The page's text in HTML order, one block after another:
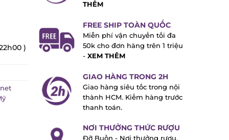
)
THÊM
FREE SHIP TOÀN QUỐC
Miễn phí vận chuyển tối đa
50k cho đơn hàng trên 1 triệu
- XEM THÊM
GIAO HÀNG TRONG 2H
Giao hàng siêu tốc trong nội
thành HCM. Kiểm hàng trước
thanh toán.
NƠI THƯỞNG THỨC RƯỢU
Đỡ Buồn - Nơi thưởng rượu,